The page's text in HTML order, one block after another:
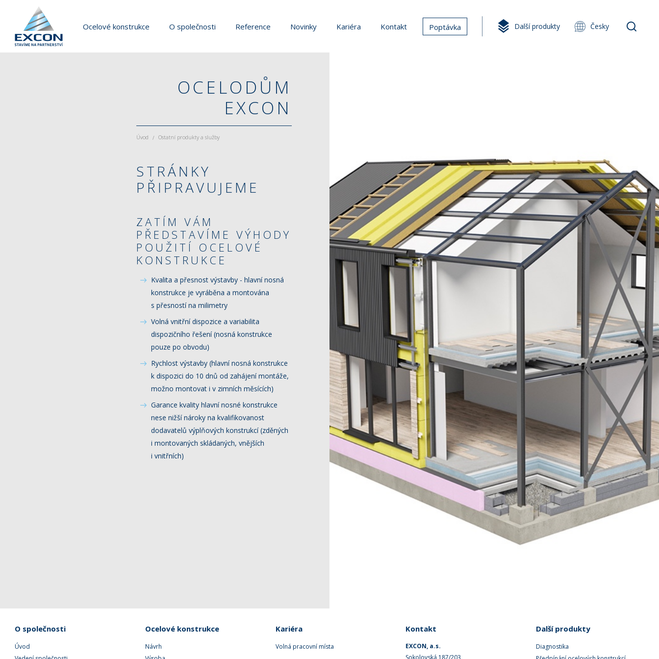
Ocelové konstrukce O společnosti Reference Novinky Kariéra Kontakt Poptávka Další produkty Česky
OCELODŮM
EXCON
Úvod / Ostatní produkty a služby
STRÁNKY
PŘIPRAVUJEME
ZATÍM VÁM
PŘEDSTAVÍME VÝHODY
POUŽITÍ OCELOVÉ
KONSTRUKCE
Kvalita a přesnost výstavby - hlavní nosná
konstrukce je vyráběna a montována
s přesností na milimetry
Volná vnitřní dispozice a variabilita
dispozičního řešení (nosná konstrukce
pouze po obvodu)
Rychlost výstavby (hlavní nosná konstrukce
k dispozici do 10 dnů od zahájení montáže,
možno montovat i v zimních měsících)
Garance kvality hlavní nosné konstrukce
nese nižší nároky na kvalifikovanost
dodavatelů výplňových konstrukcí (zděných
i montovaných skládaných, vnějších
i vnitřních)
O společnosti
Úvod
Ocelové konstrukce
Návrh
Kariéra
Volná pracovní místa
Kontakt
EXCON, a.s.
Sokolovská 187/203
Další produkty
Diagnostika